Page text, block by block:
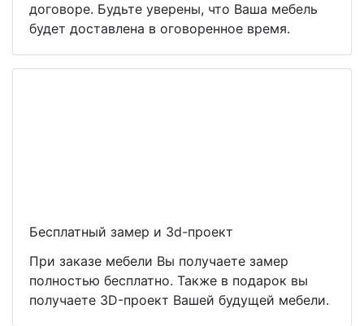
договоре. Будьте уверены, что Ваша мебель
будет доставлена в оговоренное время.
Бесплатный замер и 3d-проект
При заказе мебели Вы получаете замер
полностью бесплатно. Также в подарок вы
получаете 3D-проект Вашей будущей мебели.